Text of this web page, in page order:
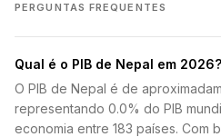
PERGUNTAS FREQUENTES
Qual é o PIB de Nepal em 2026?
O PIB de Nepal é de
representando 0.0% do PIB
economia entre 183 países. Com